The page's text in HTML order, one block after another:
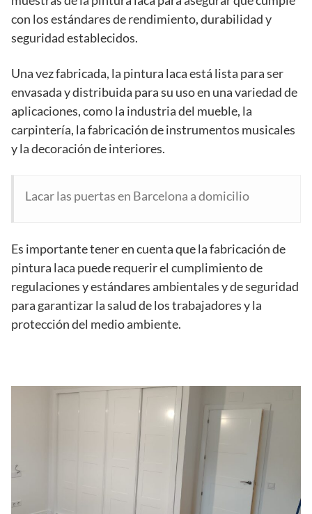
con los estándares de rendimiento, durabilidad y
seguridad establecidos.
Una vez fabricada, la pintura laca está lista para ser
envasada y distribuida para su uso en una variedad de
aplicaciones, como la industria del mueble, la
carpintería, la fabricación de instrumentos musicales
y la decoración de interiores.
Lacar las puertas en Barcelona a domicilio
Es importante tener en cuenta que la fabricación de
pintura laca puede requerir el cumplimiento de
regulaciones y estándares ambientales y de seguridad
para garantizar la salud de los trabajadores y la
protección del medio ambiente.